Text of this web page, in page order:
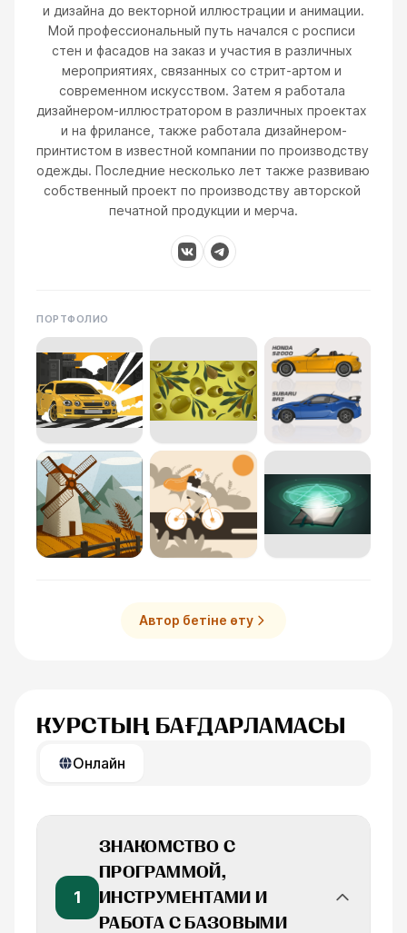
и дизайна до векторной иллюстрации и анимации.
Мой профессиональный путь начался с росписи
стен и фасадов на заказ и участия в различных
мероприятиях, связанных со стрит-артом и
современном искусством. Затем я работала
дизайнером-иллюстратором в различных проектах
и на фрилансе, также работала дизайнером-
принтистом в известной компании по производству
одежды. Последние несколько лет также развиваю
собственный проект по производству авторской
печатной продукции и мерча.
ПОРТФОЛИО
Автор бетіне өту
КУРСТЫҢ БАҒДАРЛАМАСЫ
Онлайн
1
ЗНАКОМСТВО С
ПРОГРАММОЙ,
ИНСТРУМЕНТАМИ И
РАБОТА С БАЗОВЫМИ